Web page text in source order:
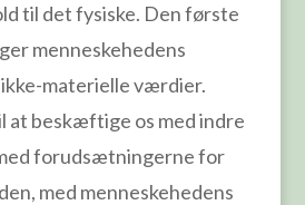
til det fysiske. Den første
menneskehedens
materielle værdier.
at beskæftige os med indre
forudsætningerne for
med menneskehedens